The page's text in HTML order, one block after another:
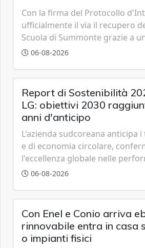
Con la firma del Protocollo
ufficialmente il via il recupero
Scuola di Summonte grazie a
partenariato pubblico-privato e
06-08-2026
Report di Sostenibilità
LG: obiettivi 2030
anni d'anticipo
L'azienda sudcoreana anticipa
e di economia circolare,
l'eccellenza globale nelle
grazie a innovazione,
06-08-2026
Con Enel e Conio arriva
rinnovabile entra in casa
o impianti fisici